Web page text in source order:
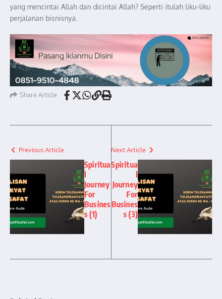
yang mencintai Allah dan dicintai Allah? Seperti itulah liku-liku
perjalanan bisnisnya.
Share Article
Previous Article
Spiritua
l
Journey
For
Busines
s (1)
Next Article
Spiritua
l
Journey
For
Busines
s (3)